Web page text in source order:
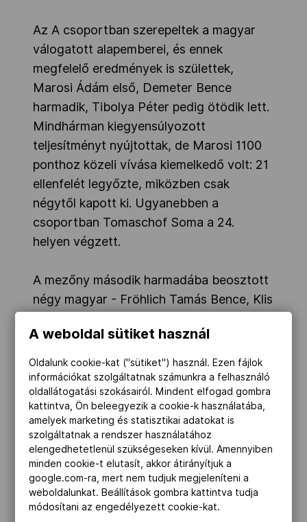
Az A csoportban szerepeltek a magyar
válogatott alapemberei, és ennek
megfelelő eredmények is születtek,
Marosi Ádám első, Demeter Bence
harmadik, Tibolya Péter pedig ötödik lett.
Mindhárman kiegyensúlyozott
teljesítményt nyújtottak, de Marosi 1100
ponthoz közeli vívása kiemelkedő volt: 21
ellenfelét legyőzte, miközben csak
négytől kapott ki. Ugyanebben a
csoportban Tomaschof Soma a 24.
helyen végzett.
A mezőny második harmadába beosztott
négy magyar - Fröhlich Tamás Bence, Klis
Gergely - a 16., 17., 18., és 19. helyen
egymás után ért célba a lövészetekkel
kombinált futás végén, de a
továbbjutáshoz még Fröhlich pontszáma
sem volt elég.
A C csoportban Dorozsmai Viktor -
elsősorban eredményes vívásának
köszönhetően - 13. lett, a döntőről
azonban így is lemaradt, csakúgy, mint a
A weboldal sütiket használ
Oldalunk cookie-kat ("sütiket") használ. Ezen fájlok
információkat szolgáltatnak számunkra a felhasználó
oldallátogatási szokásairól. Mindent elfogad gombra
kattintva, Ön beleegyezik a cookie-k használatába,
amelyek marketing és statisztikai adatokat is
szolgáltatnak a rendszer használatához
elengedhetetlenül szükségeseken kívül. Amennyiben
minden cookie-t elutasít, akkor átirányítjuk a
google.com-ra, mert nem tudjuk megjeleníteni a
weboldalunkat. Beállítások gombra kattintva tudja
módosítani az engedélyezett cookie-kat.